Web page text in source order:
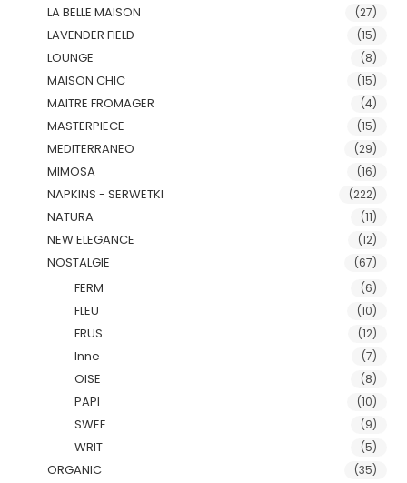
LA BELLE MAISON (27)
LAVENDER FIELD (15)
LOUNGE (8)
MAISON CHIC (15)
MAITRE FROMAGER (4)
MASTERPIECE (15)
MEDITERRANEO (29)
MIMOSA (16)
NAPKINS - SERWETKI (222)
NATURA (11)
NEW ELEGANCE (12)
NOSTALGIE (67)
FERM (6)
FLEU (10)
FRUS (12)
Inne (7)
OISE (8)
PAPI (10)
SWEE (9)
WRIT (5)
ORGANIC (35)